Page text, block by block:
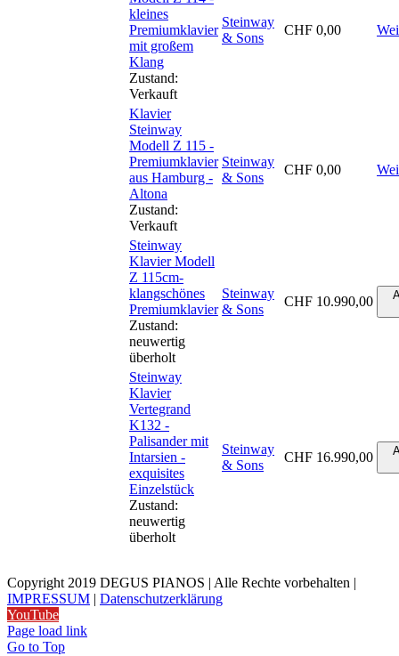
kleines
Premiumklavier
mit großem
Klang
Zustand:
Verkauft
Steinway
& Sons
CHF 0,00
Klavier
Steinway
Modell Z 115 -
Premiumklavier
aus Hamburg -
Altona
Zustand:
Verkauft
Steinway
& Sons
CHF 0,00
Steinway
Klavier Modell
Z 115cm-
klangschönes
Premiumklavier
Zustand:
neuwertig
überholt
Steinway
& Sons
CHF 10.990,00
Steinway
Klavier
Vertegrand
K132 -
Palisander mit
Intarsien -
exquisites
Einzelstück
Zustand:
neuwertig
überholt
Steinway
& Sons
CHF 16.990,00
Copyright 2019 DEGUS PIANOS | Alle Rechte vorbehalten |
IMPRESSUM | Datenschutzerklärung
YouTube
Page load link
Go to Top